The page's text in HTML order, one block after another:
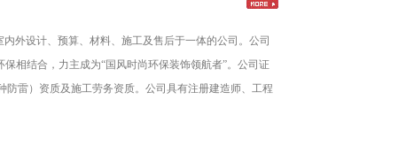
外设计、预算、材料、施工及售后于一体的公司。公司
相结合，力主成为“国风时尚环保装饰领航者”。公司证
雷）资质及施工劳务资质。公司具有注册建造师、工程